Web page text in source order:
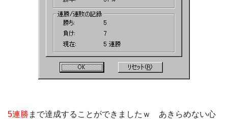
5連勝 まで達成することができましたｗ あきらめない心